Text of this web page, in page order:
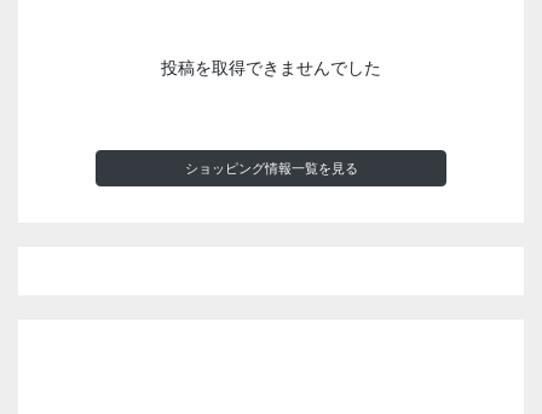
投稿を取得できませんでした
ショッピング情報一覧を見る